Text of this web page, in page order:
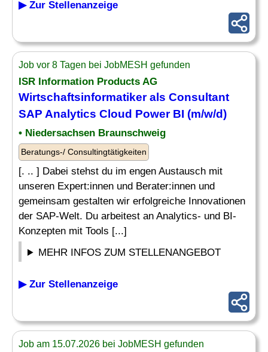
▶ Zur Stellenanzeige
Job vor 8 Tagen bei JobMESH gefunden
ISR Information Products AG
Wirtschaftsinformatiker als Consultant
SAP Analytics Cloud Power BI (m/w/d)
• Niedersachsen Braunschweig
Beratungs-/ Consultingtätigkeiten
[. .. ] Dabei stehst du im engen Austausch mit
unseren Expert:innen und Berater:innen und
gemeinsam gestalten wir erfolgreiche Innovationen
der SAP-Welt. Du arbeitest an Analytics- und BI-
Konzepten mit Tools [...]
MEHR INFOS ZUM STELLENANGEBOT
▶ Zur Stellenanzeige
Job am 15.07.2026 bei JobMESH gefunden